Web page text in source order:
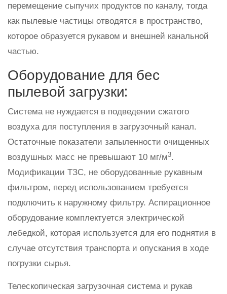
перемещение сыпучих продуктов по каналу, тогда
как пылевые частицы отводятся в пространство,
которое образуется рукавом и внешней канальной
частью.
Оборудование для бес
пылевой загрузки:
Система не нуждается в подведении сжатого
воздуха для поступления в загрузочный канал.
Остаточные показатели запыленности очищенных
воздушных масс не превышают 10 мг/м3.
Модификации ТЗС, не оборудованные рукавным
фильтром, перед использованием требуется
подключить к наружному фильтру. Аспирационное
оборудование комплектуется электрической
лебедкой, которая используется для его поднятия в
случае отсутствия транспорта и опускания в ходе
погрузки сырья.
Телескопическая загрузочная система и рукав